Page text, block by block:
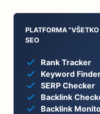
PLATFORMA
SEO
Rank Tracker
Keyword
SERP Checker
Backlink
Backlink